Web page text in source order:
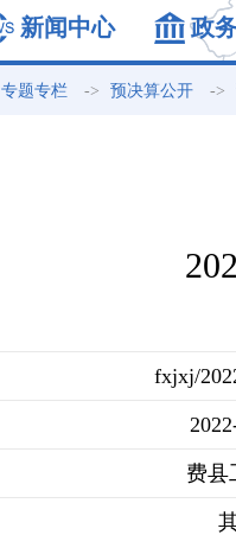
新闻中心 政
专题专栏 -> 预决算公开 ->
fxjxj/
费县